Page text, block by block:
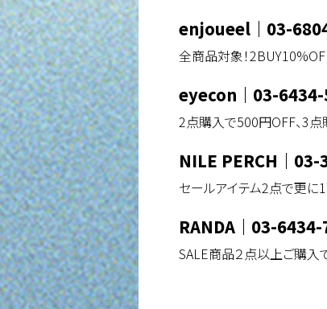
enjoueel ｜ 03-
全商品対象！
eyecon ｜ 03-
2点購入で500円OFF、3点
NILE PERCH ｜ 03-
セールアイテム2点で更に
RANDA ｜ 03-6434-
SALE商品２点以上ご購入